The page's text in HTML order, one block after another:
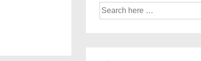
Suche
nach: